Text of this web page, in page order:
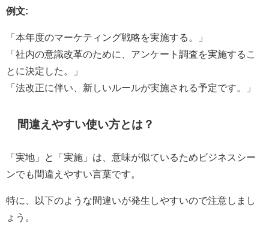
例文:
「本年度のマーケティング戦略を実施する。」
「社内の意識改革のために、アンケート調査を実施するこ
とに決定した。」
「法改正に伴い、新しいルールが実施される予定です。」
間違えやすい使い方とは？
「実地」と「実施」は、意味が似ているためビジネスシー
ンでも間違えやすい言葉です。
特に、以下のような間違いが発生しやすいので注意しまし
ょう。